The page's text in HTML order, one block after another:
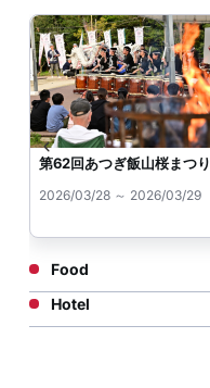
第62回あつぎ飯山桜まつり
2026/03/28 ～ 2026/03/29
Food
Hotel